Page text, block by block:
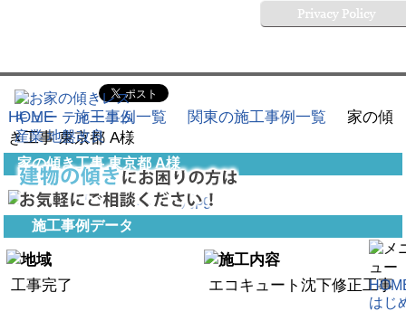
はじ
HOME 施工事例一覧 関東の施工事例一覧
家の傾
き工事 東京都 A様
家の傾き工事 東京都 A様
施工事例データ
工事完了 エコキュート沈下修正工事